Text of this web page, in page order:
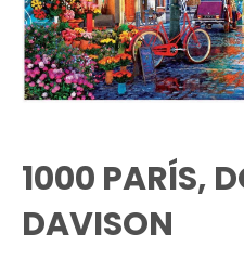
1000 PARÍS,
DAVISON